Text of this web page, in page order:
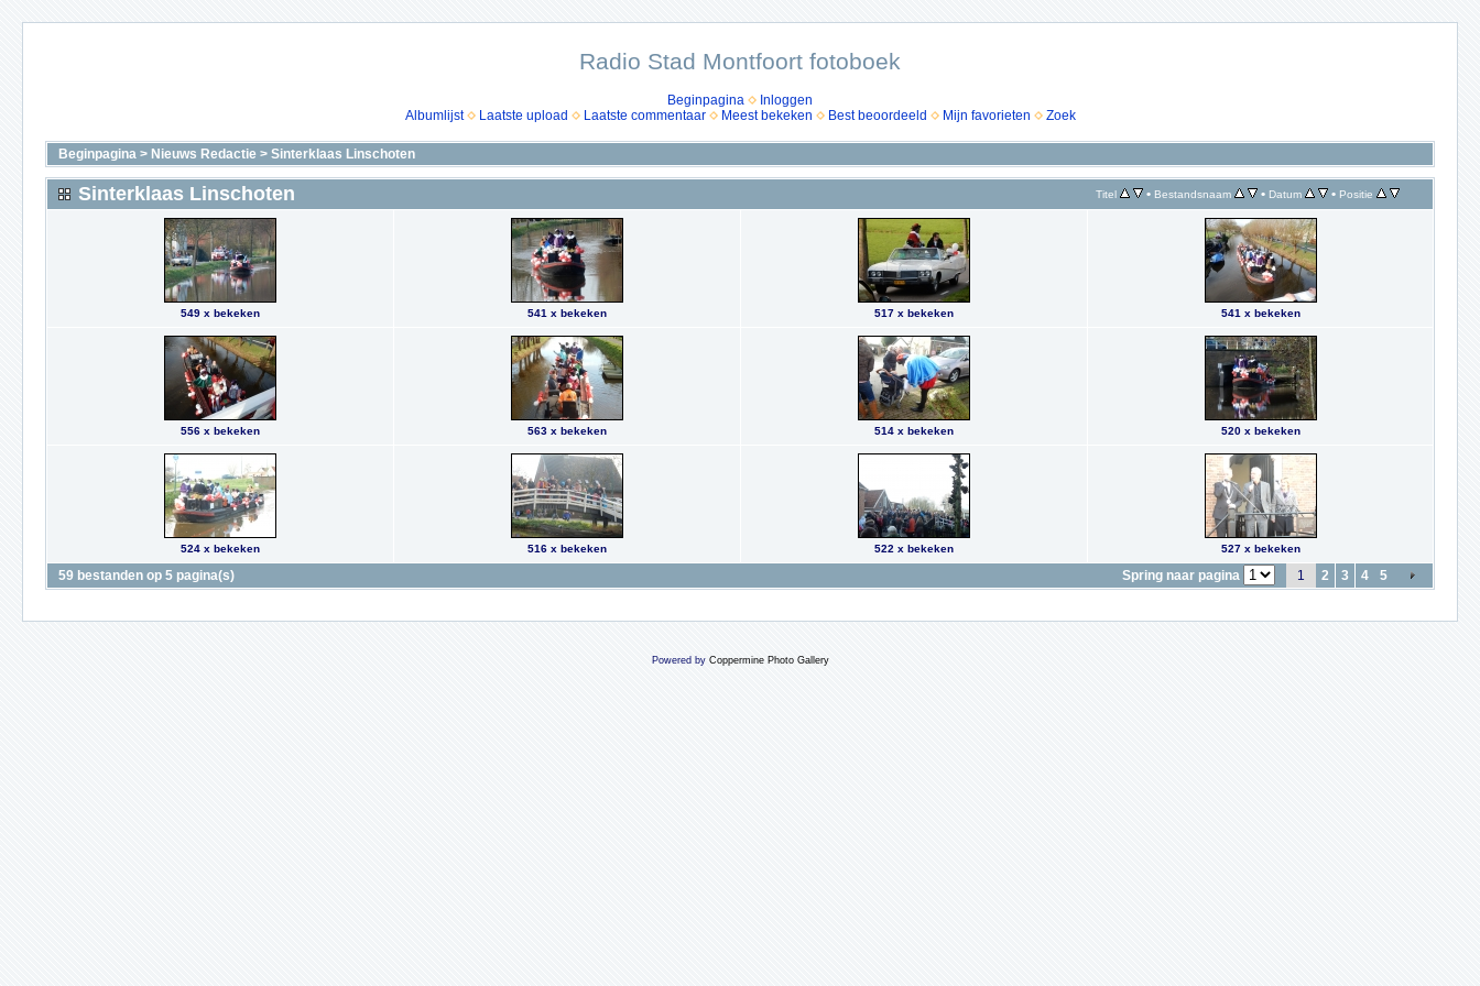
Radio Stad Montfoort fotoboek
Beginpagina
Inloggen
Albumlijst
Laatste upload Laatste commentaar Meest bekeken Best beoordeeld Mijn favorieten Zoek
Beginpagina > Nieuws Redactie > Sinterklaas Linschoten
Sinterklaas Linschoten Titel • Bestandsnaam • Datum • Positie
549 x bekeken 541 x bekeken 517 x bekeken 541 x bekeken
556 x bekeken 563 x bekeken 514 x bekeken 520 x bekeken
524 x bekeken 516 x bekeken 522 x bekeken 527 x bekeken
59 bestanden op 5 pagina(s) Spring naar pagina 1 2 3 4 5
Powered by Coppermine Photo Gallery